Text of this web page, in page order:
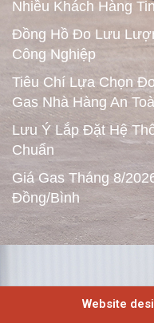
Nhiều Khách Hàng
Đồng Hồ Đo Lưu
Công Nghiệp
Tiêu Chí Lựa Chọn
Gas Nhà Hàng An
Lưu Ý Lắp Đặt Hệ
Chuẩn
Giá Gas Tháng 8/
Đồng/Bình
Website